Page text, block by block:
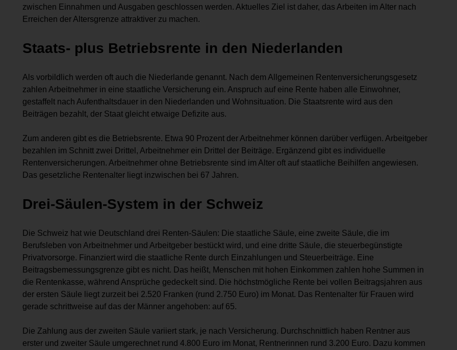
zwischen Einnahmen und Ausgaben geschlossen werden. Aktuelles Ziel ist daher, das Arbeiten im Alter nach
Erreichen der Altersgrenze attraktiver zu machen.
Staats- plus Betriebsrente in den Niederlanden
Als vorbildlich werden oft auch die Niederlande genannt. Nach dem Allgemeinen Rentenversicherungsgesetz
zahlen Arbeitnehmer in eine staatliche Versicherung ein. Anspruch auf eine Rente haben alle Einwohner,
gestaffelt nach Aufenthaltsdauer in den Niederlanden und Wohnsituation. Die Staatsrente wird aus den
Beiträgen bezahlt, der Staat gleicht etwaige Defizite aus.
Zum anderen gibt es die Betriebsrente. Etwa 90 Prozent der Arbeitnehmer können darüber verfügen. Arbeitgeber
bezahlen im Schnitt zwei Drittel, Arbeitnehmer ein Drittel der Beiträge. Ergänzend gibt es individuelle
Rentenversicherungen. Arbeitnehmer ohne Betriebsrente sind im Alter oft auf staatliche Beihilfen angewiesen.
Das gesetzliche Rentenalter liegt inzwischen bei 67 Jahren.
Drei-Säulen-System in der Schweiz
Die Schweiz hat wie Deutschland drei Renten-Säulen: Die staatliche Säule, eine zweite Säule, die im
Berufsleben von Arbeitnehmer und Arbeitgeber bestückt wird, und eine dritte Säule, die steuerbegünstigte
Privatvorsorge. Finanziert wird die staatliche Rente durch Einzahlungen und Steuerbeiträge. Eine
Beitragsbemessungsgrenze gibt es nicht. Das heißt, Menschen mit hohen Einkommen zahlen hohe Summen in
die Rentenkasse, während Ansprüche gedeckelt sind. Die höchstmögliche Rente bei vollen Beitragsjahren aus
der ersten Säule liegt zurzeit bei 2.520 Franken (rund 2.750 Euro) im Monat. Das Rentenalter für Frauen wird
gerade schrittweise auf das der Männer angehoben: auf 65.
Die Zahlung aus der zweiten Säule variiert stark, je nach Versicherung. Durchschnittlich haben Rentner aus
erster und zweiter Säule umgerechnet rund 4.800 Euro im Monat, Rentnerinnen rund 3.200 Euro. Dazu kommen